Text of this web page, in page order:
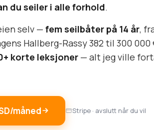
du seiler i alle forhold.
selv — fem seilbåter på 14 år,
Hallberg-Rassy 382 til 300 000
korte leksjoner — alt jeg ville
måned Stripe · avslutt når du vil